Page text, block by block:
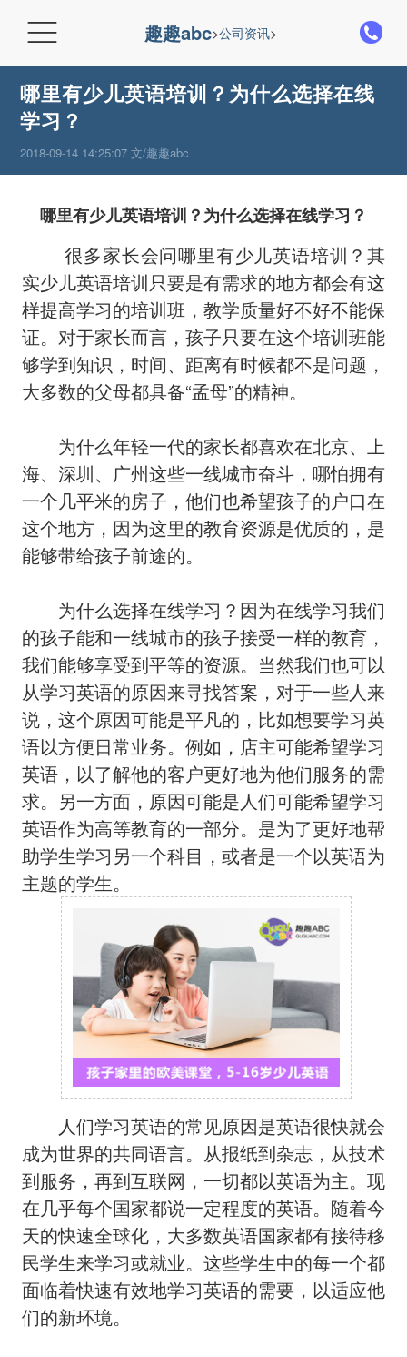
 趣趣abc>公司资讯>
哪里有少儿英语培训？为什么选择在线
学习？
2018-09-14 14:25:07 文/趣趣abc
哪里有少儿英语培训？为什么选择在线学习？
很多家长会问哪里有少儿英语培训？其
实少儿英语培训只要是有需求的地方都会有这
样提高学习的培训班，教学质量好不好不能保
证。对于家长而言，孩子只要在这个培训班能
够学到知识，时间、距离有时候都不是问题，
大多数的父母都具备“孟母”的精神。
为什么年轻一代的家长都喜欢在北京、上
海、深圳、广州这些一线城市奋斗，哪怕拥有
一个几平米的房子，他们也希望孩子的户口在
这个地方，因为这里的教育资源是优质的，是
能够带给孩子前途的。
为什么选择在线学习？因为在线学习我们
的孩子能和一线城市的孩子接受一样的教育，
我们能够享受到平等的资源。当然我们也可以
从学习英语的原因来寻找答案，对于一些人来
说，这个原因可能是平凡的，比如想要学习英
语以方便日常业务。例如，店主可能希望学习
英语，以了解他的客户更好地为他们服务的需
求。另一方面，原因可能是人们可能希望学习
英语作为高等教育的一部分。是为了更好地帮
助学生学习另一个科目，或者是一个以英语为
主题的学生。
人们学习英语的常见原因是英语很快就会
成为世界的共同语言。从报纸到杂志，从技术
到服务，再到互联网，一切都以英语为主。现
在几乎每个国家都说一定程度的英语。随着今
天的快速全球化，大多数英语国家都有接待移
民学生来学习或就业。这些学生中的每一个都
面临着快速有效地学习英语的需要，以适应他
们的新环境。